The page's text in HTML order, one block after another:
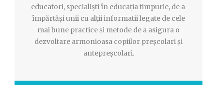
educatori, specialiști în educația timpurie, de a
împărtăși unii cu alții informatii legate de cele
mai bune practice și metode de a asigura o
dezvoltare armonioasa copiilor preșcolari și
antepreșcolari.